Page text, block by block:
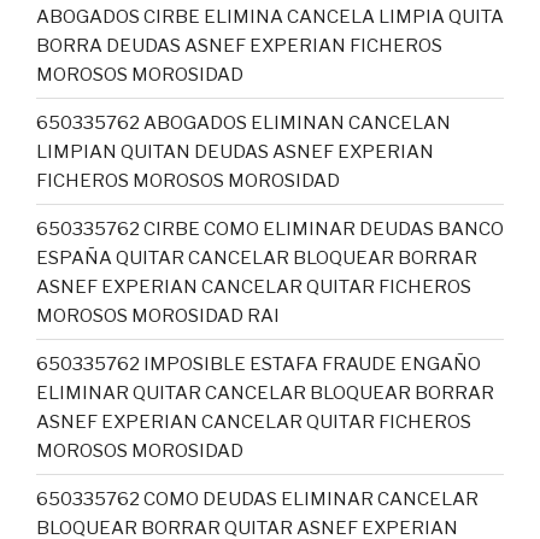
ABOGADOS CIRBE ELIMINA CANCELA LIMPIA QUITA
BORRA DEUDAS ASNEF EXPERIAN FICHEROS
MOROSOS MOROSIDAD
650335762 ABOGADOS ELIMINAN CANCELAN
LIMPIAN QUITAN DEUDAS ASNEF EXPERIAN
FICHEROS MOROSOS MOROSIDAD
650335762 CIRBE COMO ELIMINAR DEUDAS BANCO
ESPAÑA QUITAR CANCELAR BLOQUEAR BORRAR
ASNEF EXPERIAN CANCELAR QUITAR FICHEROS
MOROSOS MOROSIDAD RAI
650335762 IMPOSIBLE ESTAFA FRAUDE ENGAÑO
ELIMINAR QUITAR CANCELAR BLOQUEAR BORRAR
ASNEF EXPERIAN CANCELAR QUITAR FICHEROS
MOROSOS MOROSIDAD
650335762 COMO DEUDAS ELIMINAR CANCELAR
BLOQUEAR BORRAR QUITAR ASNEF EXPERIAN